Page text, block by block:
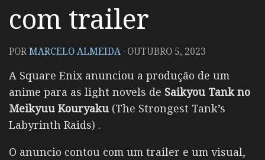
com trailer
PORMARCELO ALMEIDA · OUTUBRO 5, 2023
A Square Enix anunciou a produção de um
anime para as light novels de Saikyou Tank no
Meikyuu Kouryaku (The Strongest Tank’s
Labyrinth Raids) .
O anuncio contou com um trailer e um visual,